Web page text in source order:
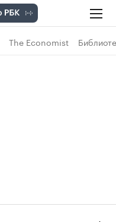
The Economist